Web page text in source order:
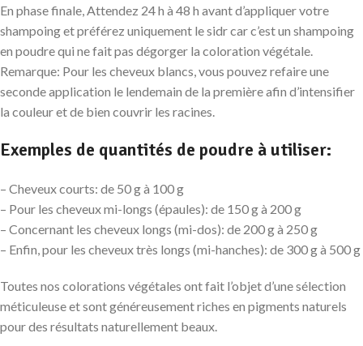
En phase finale, Attendez 24 h à 48 h avant d’appliquer votre
shampoing et préférez uniquement le sidr car c’est un shampoing
en poudre qui ne fait pas dégorger la coloration végétale.
Remarque: Pour les cheveux blancs, vous pouvez refaire une
seconde application le lendemain de la première afin d’intensifier
la couleur et de bien couvrir les racines.
Exemples de quantités de poudre à utiliser:
– Cheveux courts: de 50 g à 100 g
– Pour les cheveux mi-longs (épaules): de 150 g à 200 g
– Concernant les cheveux longs (mi-dos): de 200 g à 250 g
– Enfin, pour les cheveux très longs (mi-hanches): de 300 g à 500 g
Toutes nos colorations végétales ont fait l’objet d’une sélection
méticuleuse et sont généreusement riches en pigments naturels
pour des résultats naturellement beaux.